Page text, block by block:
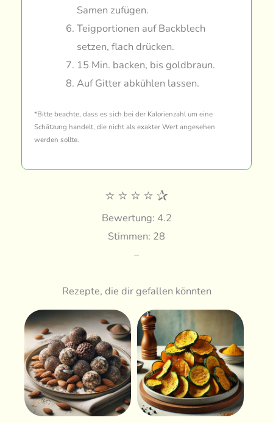
Samen zufügen.
Teigportionen auf Backblech
setzen, flach drücken.
15 Min. backen, bis goldbraun.
Auf Gitter abkühlen lassen.
*Bitte beachte, dass es sich bei der Kalorienzahl um eine
Schätzung handelt, die nicht als exakter Wert angesehen
werden sollte.
⭐ ⭐ ⭐ ⭐ ✰
Bewertung: 4.2
Stimmen: 28
–
Rezepte, die dir gefallen könnten